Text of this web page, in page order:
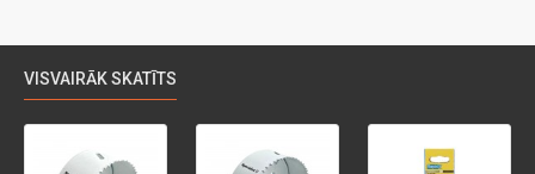
VISVAIRĀK SKATĪTS